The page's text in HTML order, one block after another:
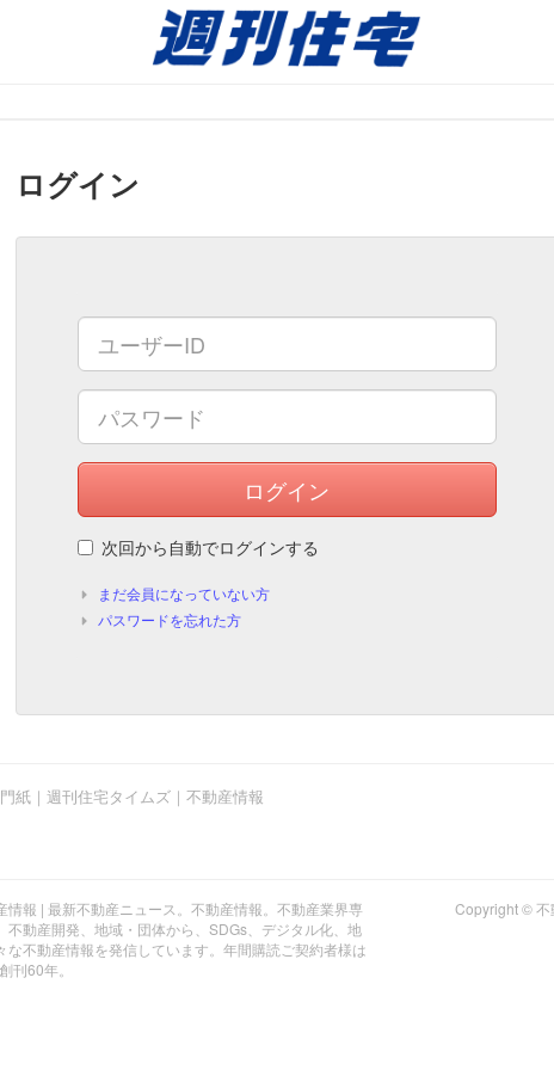
動産情報
ログイン
ログイン
次回から自動でログインする
まだ会員になっていない方
パスワードを忘れた方
紙｜週刊住宅タイムズ｜不動産情報
報 | 最新不動産ニュース。不動産情報。不動産業界専
動産開発、地域・団体から、SDGs、デジタル化、地
不動産情報を発信しています。年間購読ご契約者様は
刊60年。
Copyright © 不